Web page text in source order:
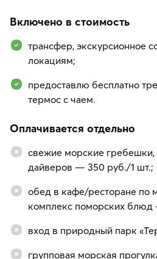
Включено в стоимость
трансфер, экскурсионное
локациям;
предоставлю бесплатно
термос с чаем.
Оплачивается отдельно
свежие морские
дайверов — 350 руб./1 шт.;
обед в кафе/ресторане по
комплекс поморских блюд
вход в природный парк
групповая морская